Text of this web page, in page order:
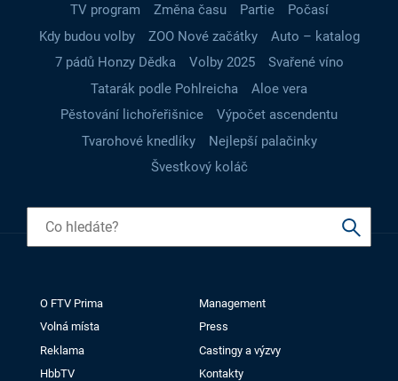
TV program
Změna času Partie
Počasí
Kdy budou volby
ZOO Nové začátky
Auto – katalog
7 pádů Honzy Dědka
Volby 2025
Svařené víno
Tatarák podle Pohlreicha
Aloe vera
Pěstování lichořeřišnice
Výpočet ascendentu
Tvarohové knedlíky
Nejlepší palačinky
Švestkový koláč
O FTV Prima
Management
Volná místa
Press
Reklama
Castingy a výzvy
HbbTV
Kontakty